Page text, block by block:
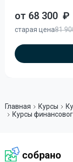
от 68 300 ₽
старая цена81
Главная Курсы
Курсы
собрано